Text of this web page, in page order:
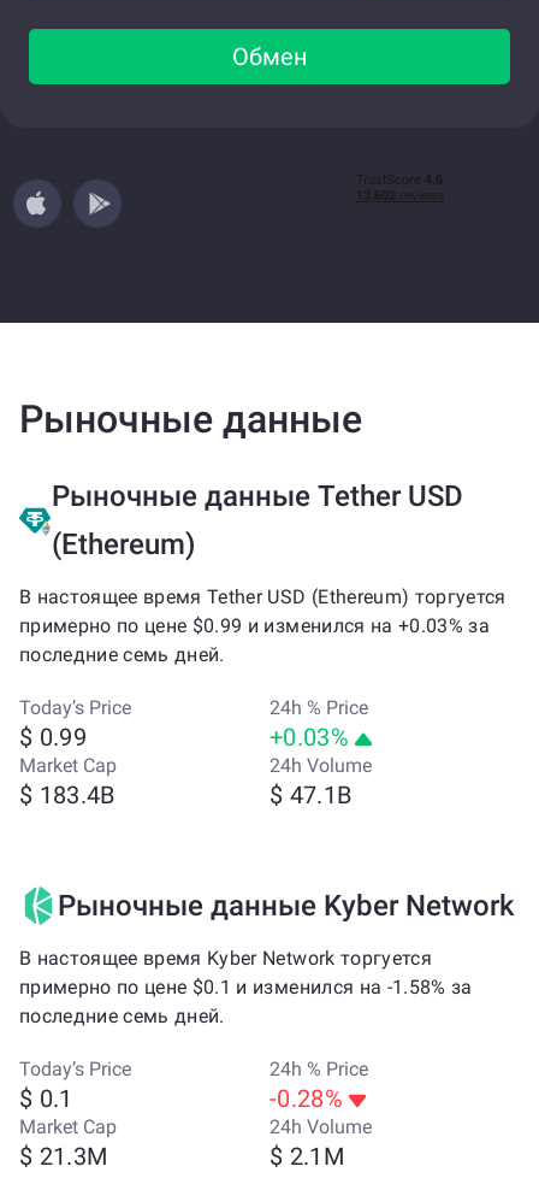
Обмен
Рыночные данные
Рыночные данные Tether USD
(Ethereum)
В настоящее время Tether USD (Ethereum) торгуется
примерно по цене $0.99 и изменился на +0.03% за
последние семь дней.
Today’s Price
$ 0.99
24h % Price
+0.03%
Market Cap
$ 183.4B
24h Volume
$ 47.1B
Рыночные данные Kyber Network
В настоящее время Kyber Network торгуется
примерно по цене $0.1 и изменился на -1.58% за
последние семь дней.
Today’s Price
$ 0.1
24h % Price
-0.28%
Market Cap
$ 21.3M
24h Volume
$ 2.1M